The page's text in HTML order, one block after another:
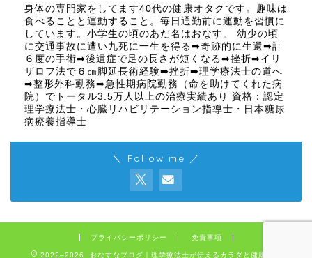
身体の専門家をしてます40代の健康オタクです。趣味は
食べることと運動すること。毎日通勤前に運動を習慣に
しています。小学生の頃のあだ名はおなす。 幼少の頃
に交通事故に遭い九死に一生を得る➡奇跡的に生還➡計
６度の手術➡後遺症で足の長さが短くなる➡挫折➡イリ
ザロフ法で６㎝脚延長術経験➡挫折➡理学療法士の道へ
➡整形外科勤務➡急性期病院勤務（命を助けてくれた病
院）でトータル3.5万人以上の治療実績あり 資格：認定
理学療法士・心臓リハビリテーション指導士・日本糖尿
病療養指導士
＼ Follow me ／
プライバシーポリシー 免責事項
2022–2026 おなすなブログ｜理学療法士が伝えるカラダと健康の話